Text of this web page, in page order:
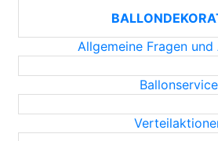
Allgemeine Fragen
Ballonservice